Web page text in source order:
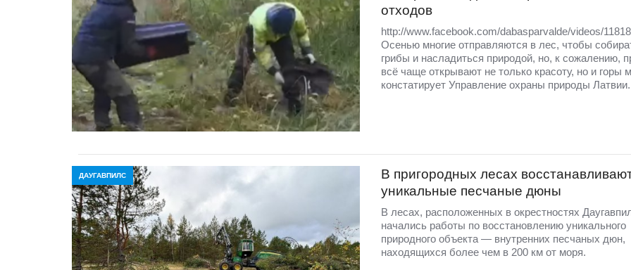
отходов
http://www.facebook.com/dabasparvalde/videos/
Осенью многие отправляются в лес, чтобы
грибы и насладиться природой, но, к сожалению,
всё чаще открывают не только красоту, но и горы
констатирует Управление охраны природы Латвии.
ДАУГАВПИЛС
В пригородных лесах
уникальные песчаные дюны
В лесах, расположенных в окрестностях
начались работы по восстановлению уникального
природного объекта — внутренних песчаных дюн,
находящихся более чем в 200 км от моря.